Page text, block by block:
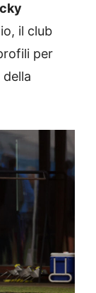
il club
per